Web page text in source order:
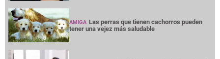
AMIGA Las perras que tienen cachorros pueden
tener una vejez más saludable